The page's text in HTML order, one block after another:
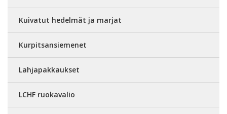
Kuivatut hedelmät ja marjat
Kurpitsansiemenet
Lahjapakkaukset
LCHF ruokavalio